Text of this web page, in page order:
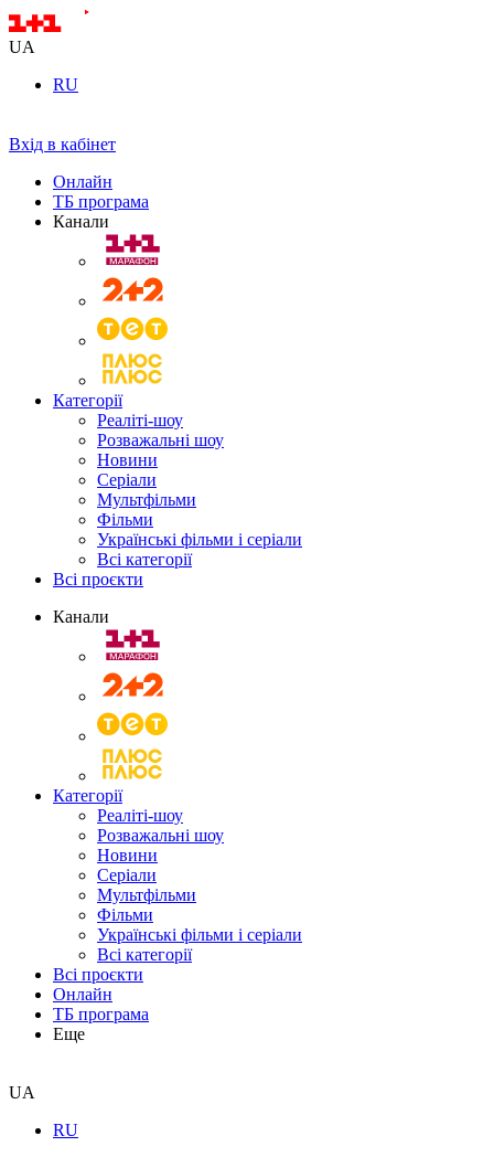
UA
RU
Вхід в кабінет
Онлайн
ТБ програма
Канали
Категорії
Реаліті-шоу
Розважальні шоу
Новини
Серіали
Мультфільми
Фільми
Українські фільми і серіали
Всі категорії
Всі проєкти
Канали
Категорії
Реаліті-шоу
Розважальні шоу
Новини
Серіали
Мультфільми
Фільми
Українські фільми і серіали
Всі категорії
Всі проєкти
Онлайн
ТБ програма
Еще
UA
RU